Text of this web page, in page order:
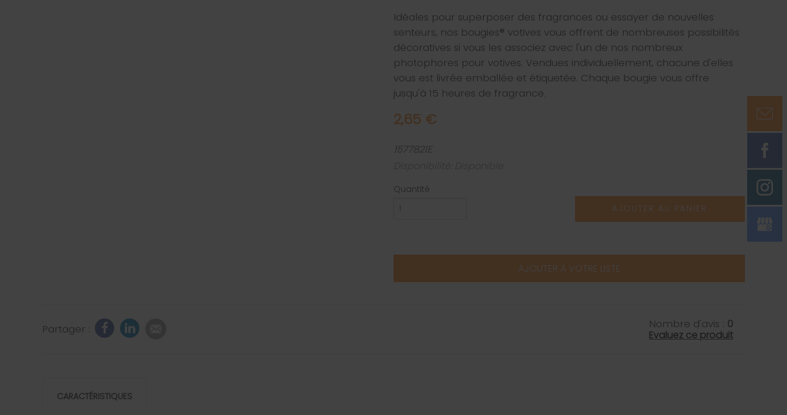
Idéales pour superposer des fragrances ou essayer de nouvelles
senteurs, nos bougies® votives vous offrent de nombreuses possibilités
décoratives si vous les associez avec l'un de nos nombreux
photophores pour votives. Vendues individuellement, chacune d'elles
vous est livrée emballée et étiquetée. Chaque bougie vous offre
jusqu'à 15 heures de fragrance.
2,65 €
Quantité
AJOUTER AU PANIER
AJOUTER À VOTRE LISTE
Partager : Nombre d'avis : 0
Evaluez ce produit
CARACTÉRISTIQUES